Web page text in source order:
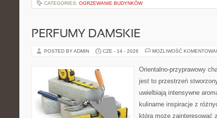
CATEGORIES: OGRZEWANIE BUDYNKÓW
PERFUMY DAMSKIE
POSTED BY ADMIN CZE - 14 - 2026 MOŻLIWOŚĆ
Orientalno-przyprawowy
jest to przestrzeń
uwielbiają intensywne
kulinarne inspiracje z
która może zainteresować